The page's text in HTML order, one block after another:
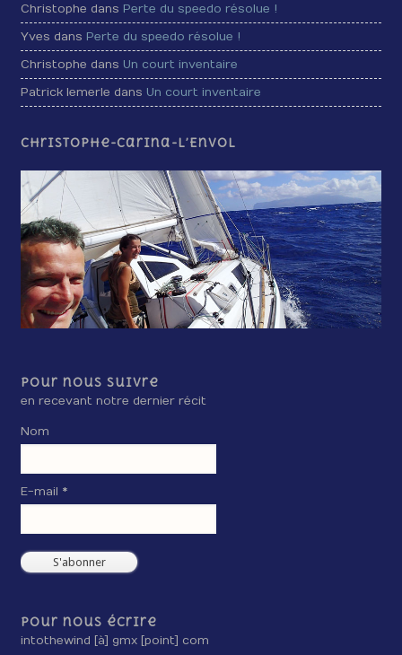
Christophe dans Perte du speedo résolue !
Yves dans Perte du speedo résolue !
Christophe dans Un court inventaire
Patrick lemerle dans Un court inventaire
Christophe-Carina-L’Envol
Pour nous suivre
en recevant notre dernier récit
Nom
E-mail *
Pour nous écrire
intothewind [à] gmx [point] com